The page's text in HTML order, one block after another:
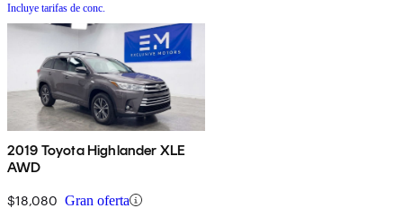
Incluye tarifas de conc.
2019 Toyota Highlander XLE
AWD
$18,080 Gran oferta